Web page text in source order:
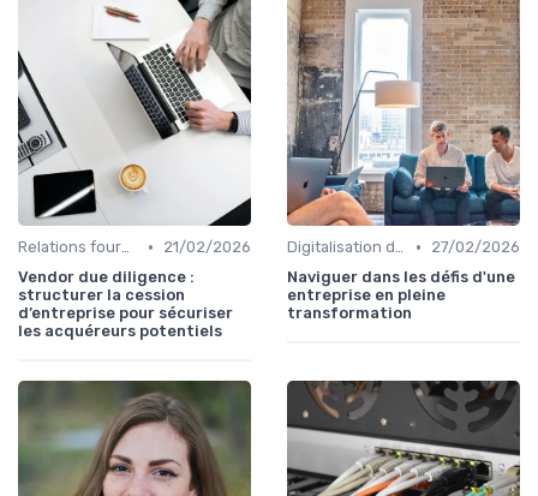
Relations fournisseurs •
21/02/2026
Vendor due diligence :
structurer la cession
d’entreprise pour sécuriser
les acquéreurs potentiels
Digitalisation des procédures •
27/02/2026
Naviguer dans les défis d'une
entreprise en pleine
transformation